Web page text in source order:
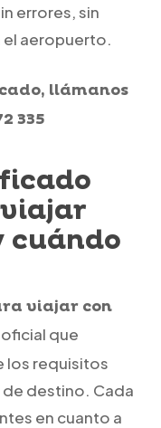
errores, sin
el aeropuerto.
llámanos
335
cuándo
viajar con
que
los requisitos
destino. Cada
en cuanto a